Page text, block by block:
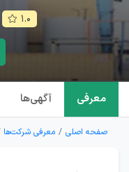
۱.۰
معرفی آگهی‌ها
صفحه اصلی معرفی شرکت‌ها